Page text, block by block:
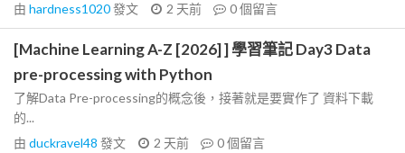
由 hardness1020發文 2 天前 0個留言
[Machine Learning A-Z [2026] ] 學習筆記 Day3 Data
pre-processing with Python
了解Data Pre-processing的概念後，接著就是要實作了 資料下載
的...
由 duckravel48 發文 2 天前 0個留言